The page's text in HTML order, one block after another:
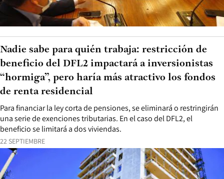
22 SEPTIEMBRE
Para financiar la ley corta de pensiones, se eliminará o restringirán
una serie de exenciones tributarias. En el caso del DFL2, el
beneficio se limitará a dos viviendas.
Nadie sabe para quién trabaja: restricción de
beneficio del DFL2 impactará a inversionistas
“hormiga”, pero haría más atractivo los fondos
de renta residencial